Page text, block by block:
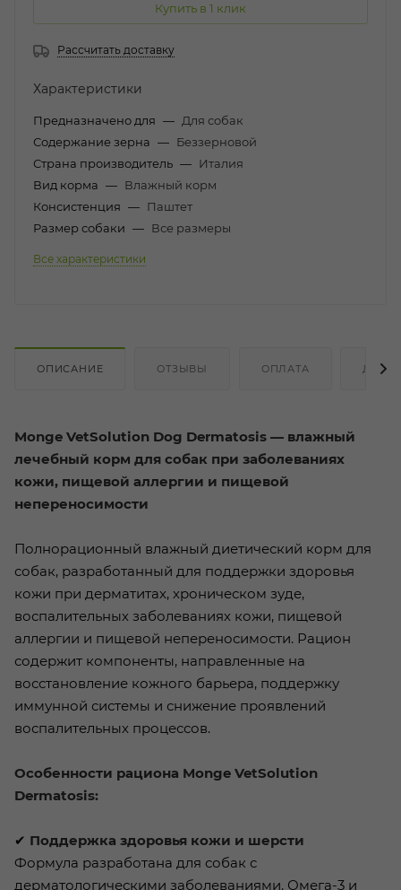
Купить в 1 клик
Рассчитать доставку
Характеристики
Предназначено для — Для собак
Содержание зерна — Беззерновой
Страна производитель — Италия
Вид корма — Влажный корм
Консистенция — Паштет
Размер собаки — Все размеры
Все характеристики
ОПИСАНИЕ ОТЗЫВЫ ОПЛАТА
Monge VetSolution Dog Dermatosis — влажный
лечебный корм для собак при заболеваниях
кожи, пищевой аллергии и пищевой
непереносимости
Полнорационный влажный диетический корм для
собак, разработанный для поддержки здоровья
кожи при дерматитах, хроническом зуде,
воспалительных заболеваниях кожи, пищевой
аллергии и пищевой непереносимости. Рацион
содержит компоненты, направленные на
восстановление кожного барьера, поддержку
иммунной системы и снижение проявлений
воспалительных процессов.
Особенности рациона Monge VetSolution
Dermatosis:
✔ Поддержка здоровья кожи и шерсти
Формула разработана для собак с
дерматологическими заболеваниями. Омега-3 и